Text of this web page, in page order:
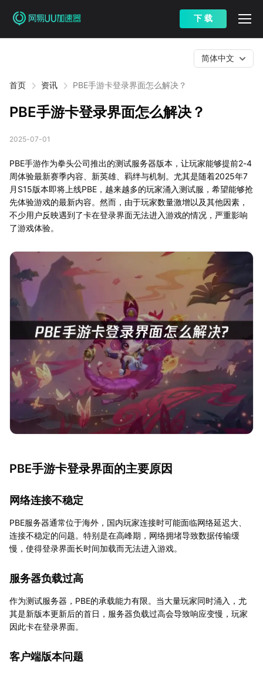
下 载
首页 资讯 PBE手游卡登录界面怎么解决？
简体中文
PBE手游卡登录界面怎么解决？
2025-07-01
PBE手游作为拳头公司推出的测试服务器版本，让玩家能够提前2-4
周体验最新赛季内容、新英雄、羁绊与机制。尤其是随着2025年7
月S15版本即将上线PBE，越来越多的玩家涌入测试服，希望能够抢
先体验游戏的最新内容。然而，由于玩家数量激增以及其他因素，
不少用户反映遇到了卡在登录界面无法进入游戏的情况，严重影响
了游戏体验。
PBE手游卡登录界面的主要原因
网络连接不稳定
PBE服务器通常位于海外，国内玩家连接时可能面临网络延迟大、
连接不稳定的问题。特别是在高峰期，网络拥堵导致数据传输缓
慢，使得登录界面长时间加载而无法进入游戏。
服务器负载过高
作为测试服务器，PBE的承载能力有限。当大量玩家同时涌入，尤
其是新版本更新后的首日，服务器负载过高会导致响应变慢，玩家
因此卡在登录界面。
客户端版本问题